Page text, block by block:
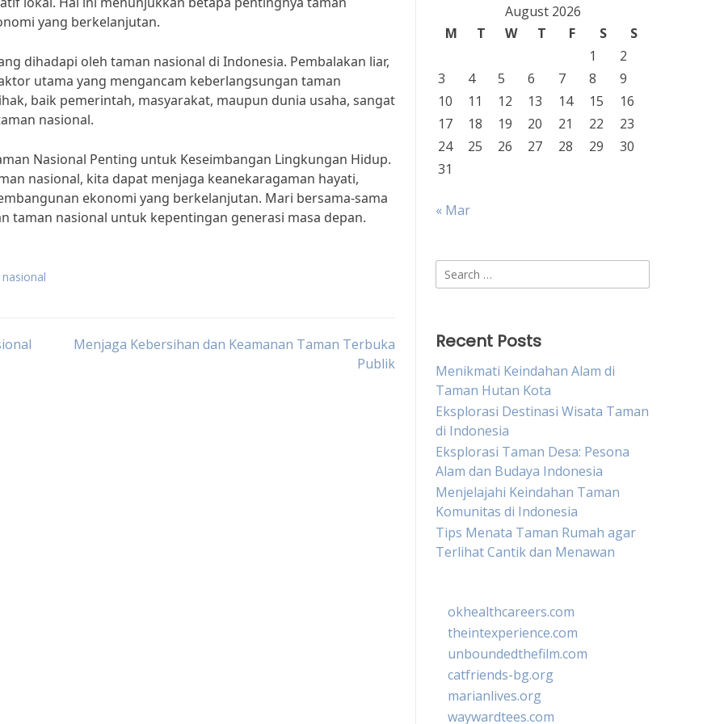
yang berkelanjutan.
dihadapi oleh taman nasional di Indonesia. Pembalakan liar,
utama yang mengancam keberlangsungan taman
baik pemerintah, masyarakat, maupun dunia usaha, sangat
nasional.
Nasional Penting untuk Keseimbangan Lingkungan Hidup.
nasional, kita dapat menjaga keanekaragaman hayati,
ekonomi yang berkelanjutan. Mari bersama-sama
taman nasional untuk kepentingan generasi masa depan.
Menjaga Kebersihan dan Keamanan Taman Terbuka
Publik
August 2026
M
T W T F S
S
1
2
3
4 5 6 7 8
9
10
11 12 13 14 15
16
17
18 19 20 21 22
23
24
25 26 27 28 29
30
31
« Mar
Search
for:
Recent Posts
Menikmati Keindahan Alam di
Taman Hutan Kota
Eksplorasi Destinasi Wisata Taman
di Indonesia
Eksplorasi Taman Desa: Pesona
Alam dan Budaya Indonesia
Menjelajahi Keindahan Taman
Komunitas di Indonesia
Tips Menata Taman Rumah agar
Terlihat Cantik dan Menawan
okhealthcareers.com
theintexperience.com
unboundedthefilm.com
catfriends-bg.org
marianlives.org
waywardtees.com